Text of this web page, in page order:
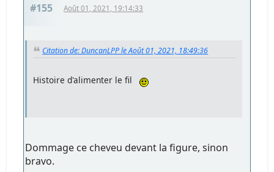
#155 Août 01, 2021, 19:14:33
Citation de: DuncanLPP le Août 01, 2021, 18:49:36
Histoire d'alimenter le fil
Dommage ce cheveu devant la figure, sinon
bravo.